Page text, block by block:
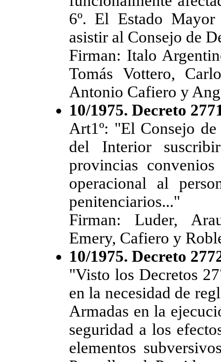
6º. El Estado
asistir al Consejo de
Firman: Italo
Tomás Vottero,
Antonio Cafiero y
10/1975. Decreto
Art1º: "El Consejo
del Interior
provincias
operacional al
penitenciarios..."
Firman: Luder,
Emery, Cafiero y
10/1975. Decreto
"Visto los Decretos
en la necesidad de
Armadas en la
seguridad a los
elementos